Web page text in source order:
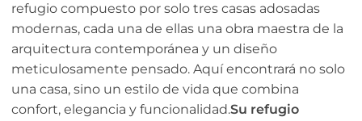
refugio compuesto por solo tres casas adosadas
modernas, cada una de ellas una obra maestra de la
arquitectura contemporánea y un diseño
meticulosamente pensado. Aquí encontrará no solo
una casa, sino un estilo de vida que combina
confort, elegancia y funcionalidad.Su refugio